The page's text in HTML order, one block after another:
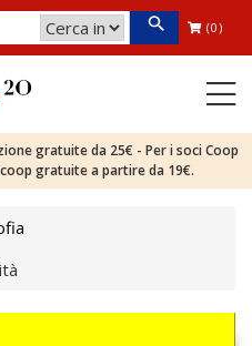
(0)
gratuite da 25€ - Per i soci Coop
gratuite a partire da 19€.